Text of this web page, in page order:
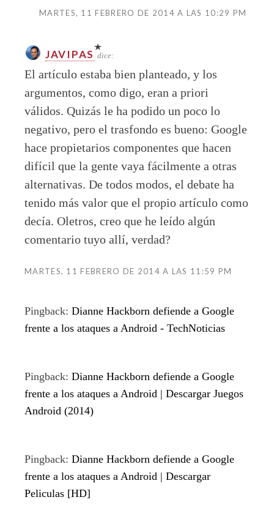
MARTES, 11 FEBRERO DE 2014 A LAS 10:29 PM
JAVIPAS dice:
El artículo estaba bien planteado, y los
argumentos, como digo, eran a priori
válidos. Quizás le ha podido un poco lo
negativo, pero el trasfondo es bueno: Google
hace propietarios componentes que hacen
difícil que la gente vaya fácilmente a otras
alternativas. De todos modos, el debate ha
tenido más valor que el propio artículo como
decía. Oletros, creo que he leído algún
comentario tuyo allí, verdad?
MARTES, 11 FEBRERO DE 2014 A LAS 11:59 PM
Pingback: Dianne Hackborn defiende a Google
frente a los ataques a Android - TechNoticias
Pingback: Dianne Hackborn defiende a Google
frente a los ataques a Android | Descargar Juegos
Android (2014)
Pingback: Dianne Hackborn defiende a Google
frente a los ataques a Android | Descargar
Peliculas [HD]